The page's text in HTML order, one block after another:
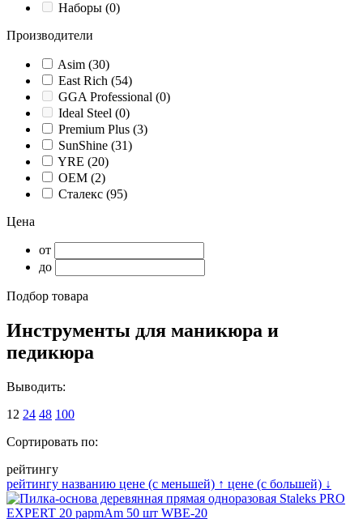
Наборы (0)
Производители
Asim (30)
East Rich (54)
GGA Professional (0)
Ideal Steel (0)
Premium Plus (3)
SunShine (31)
YRE (20)
ОЕМ (2)
Сталекс (95)
Цена
от
до
Подбор товара
Инструменты для маникюра и
педикюра
Выводить:
12 24 48 100
Сортировать по:
рейтингу
рейтингу названию цене (с меньшей) ↑ цене (с большей) ↓